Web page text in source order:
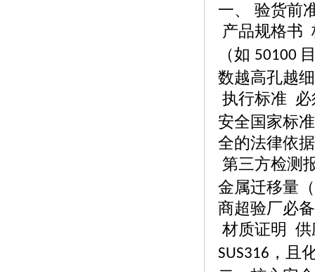
一、
验货前
产品规格书
（如 50100
数越高孔越
执行标准
安全国家标
全的法律依
第三方检测
金属迁移量
商超验厂必
材质证明 供
SUS316 ，且